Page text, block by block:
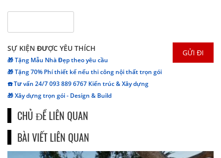
SỰ KIỆN ĐƯỢC YÊU THÍCH
🎁 Tặng Mẫu Nhà Đẹp theo yêu cầu
🎁 Tặng 70% Phí thiết kế nếu thi công nội thất trọn gói
☎️ Tư vấn 24/7 093 889 6767 Kiến trúc & Xây dựng
🎁 Xây dựng trọn gói - Design & Build
CHỦ ĐỀ LIÊN QUAN
BÀI VIẾT LIÊN QUAN